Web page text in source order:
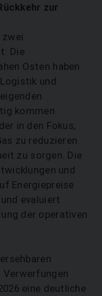
zur
Die
Osten haben
und
kommen
in den Fokus,
zu reduzieren
zu sorgen. Die
und
Energiepreise
evaluiert
der operativen
Verwerfungen
eine deutliche